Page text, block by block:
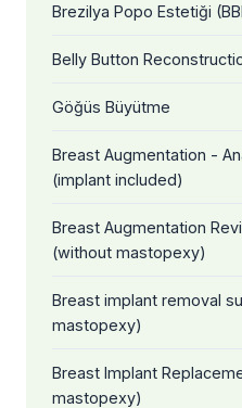
Brezilya Popo Estetiği
Belly Button
Göğüs Büyütme
Breast Augmentation -
(implant included)
Breast Augmentation
(without mastopexy)
Breast implant removal
mastopexy)
Breast Implant
mastopexy)